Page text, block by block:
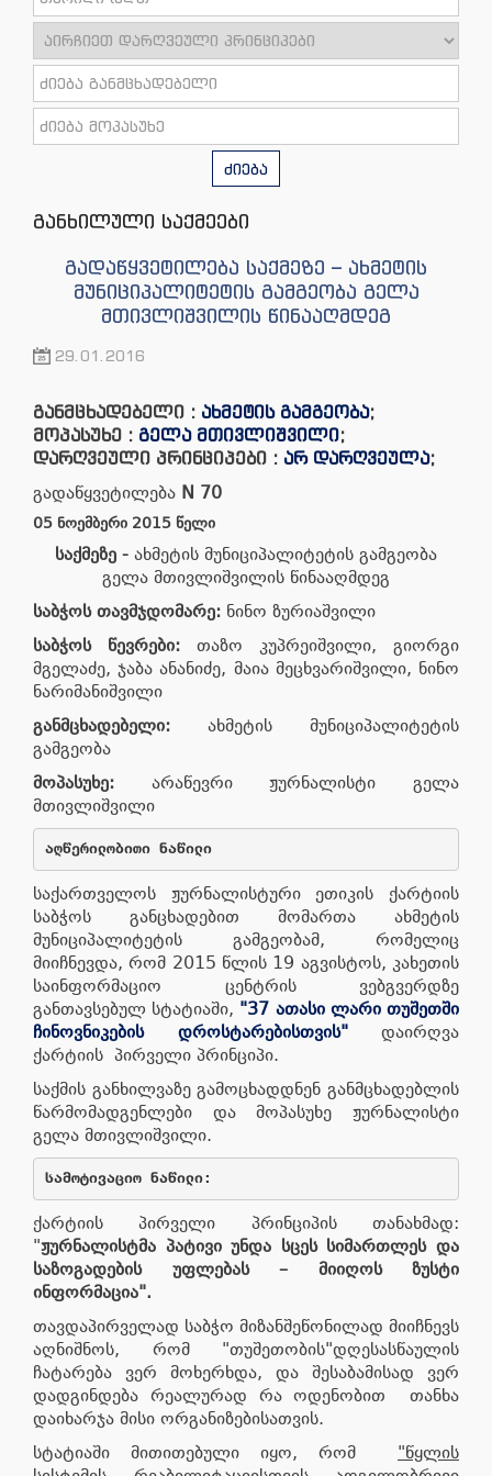
ძიება
განხილული საქმეები
გადაწყვეტილება საქმეზე – ახმეტის
მუნიციპალიტეტის გამგეობა გელა
მთივლიშვილის წინააღმდეგ
29.01.2016
განმცხადებელი : ახმეტის გამგეობა;
მოპასუხე : გელა მთივლიშვილი;
დარღვეული პრინციპები : არ დარღვეულა;
გადაწყვეტილება N 70
05 ნოემბერი 2015 წელი
საქმეზე - ახმეტის მუნიციპალიტეტის გამგეობა
გელა მთივლიშვილის წინააღმდეგ
საბჭოს თავმჯდომარე: ნინო ზურიაშვილი
საბჭოს წევრები: თაზო კუპრეიშვილი, გიორგი
მგელაძე, ჯაბა ანანიძე, მაია მეცხვარიშვილი, ნინო
ნარიმანიშვილი
განმცხადებელი: ახმეტის მუნიციპალიტეტის
გამგეობა
მოპასუხე: არაწევრი ჟურნალისტი გელა
მთივლიშვილი
აღწერილობითი ნაწილი
საქართველოს ჟურნალისტური ეთიკის ქარტიის
საბჭოს განცხადებით მომართა ახმეტის
მუნიციპალიტეტის გამგეობამ, რომელიც
მიიჩნევდა, რომ 2015 წლის 19 აგვისტოს, კახეთის
საინფორმაციო ცენტრის ვებგვერდზე
განთავსებულ სტატიაში, "37 ათასი ლარი თუშეთში
ჩინოვნიკების დროსტარებისთვის"დაირღვა
ქარტიის პირველი პრინციპი.
საქმის განხილვაზე გამოცხადდნენ განმცხადებლის
წარმომადგენლები და მოპასუხე ჟურნალისტი
გელა მთივლიშვილი.
სამოტივაციო ნაწილი:
ქარტიის პირველი პრინციპის თანახმად:
"ჟურნალისტმა პატივი უნდა სცეს სიმართლეს და
საზოგადების
უფლებას – მიიღოს
ზუსტი
ინფორმაცია".
თავდაპირველად საბჭო მიზანშეწონილად მიიჩნევს
აღნიშნოს, რომ "თუშეთობის"დღესასწაულის
ჩატარება ვერ მოხერხდა, და შესაბამისად ვერ
დადგინდება რეალურად რა ოდენობით თანხა
დაიხარჯა მისი ორგანიზებისათვის.
სტატიაში მითითებული იყო, რომ "წყლის